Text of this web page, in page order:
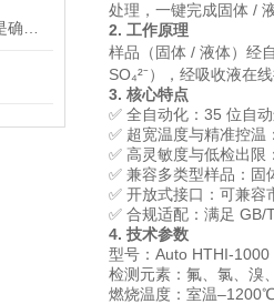
处理，一键完成固体 /
2. 工作原理
样品（固体 / 液体）经
SO₄²⁻），经吸收液在
3. 核心特点
✅ 全自动化 ：35 位自
✅ 超宽温度与精准控温
✅ 高灵敏度与低检出限
✅ 兼容多类型样品 ：
✅ 开放式接口 ：可兼
✅ 合规适配 ：满足
4. 技术参数
型号：Auto HTHI-1000
检测元素：氟、氯、溴
燃烧温度：室温